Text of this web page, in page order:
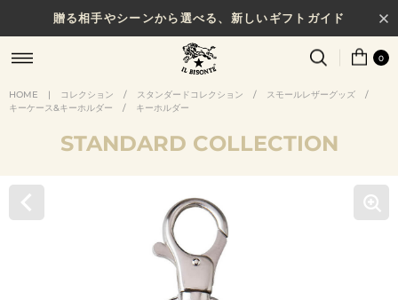
贈る相手やシーンから選べる、新しいギフトガイド
0
HOME | コレクション / スタンダードコレクション / スモールレザーグッズ
/
キーケース&キーホルダー
/ キーホルダー
STANDARD COLLECTION